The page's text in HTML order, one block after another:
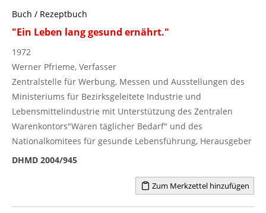
Buch / Rezeptbuch
"Ein Leben lang gesund ernährt."
1972
Werner Pfrieme, Verfasser
Zentralstelle für Werbung, Messen und Ausstellungen des
Ministeriums für Bezirksgeleitete Industrie und
Lebensmittelindustrie mit Unterstützung des Zentralen
Warenkontors"Waren täglicher Bedarf" und des
Nationalkomitees für gesunde Lebensführung, Herausgeber
DHMD 2004/945
Zum Merkzettel hinzufügen